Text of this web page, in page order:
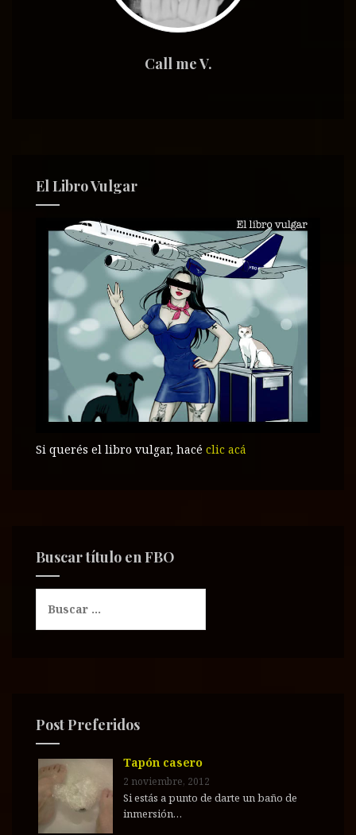
Call me V.
El Libro Vulgar
Si querés el libro vulgar, hacé clic acá
Buscar título en FBO
s
Post Preferidos
Tapón casero
2 noviembre, 2012
Si estás a punto de darte un baño de
inmersión…